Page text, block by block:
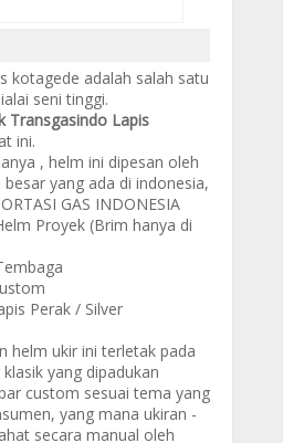
kotagede adalah salah satu
seni tinggi.
Transgasindo Lapis
ini.
, helm ini dipesan oleh
yang ada di indonesia,
GAS INDONESIA
Proyek (Brim hanya di
Perak / Silver
helm ukir ini terletak pada
yang dipadukan
custom sesuai tema yang
yang mana ukiran -
secara manual oleh